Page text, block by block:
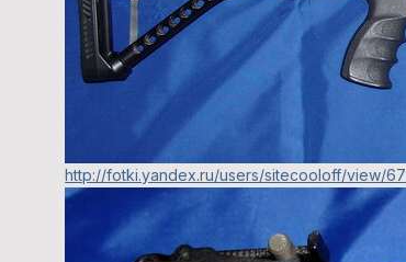
http://fotki.yandex.ru/users/sitecooloff/view/